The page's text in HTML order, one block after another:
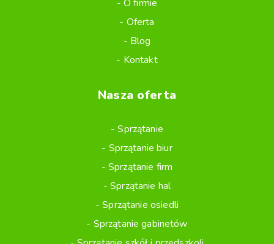
O firmie
Oferta
Blog
Kontakt
Nasza oferta
Sprzątanie
Sprzątanie biur
Sprzątanie firm
Sprzątanie hal
Sprzątanie osiedli
Sprzątanie gabinetów